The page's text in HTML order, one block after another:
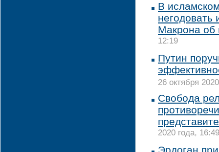
В
негодовать
Макрона об
12:19
Путин
26 октября
Свобода
2020 года, 16:49